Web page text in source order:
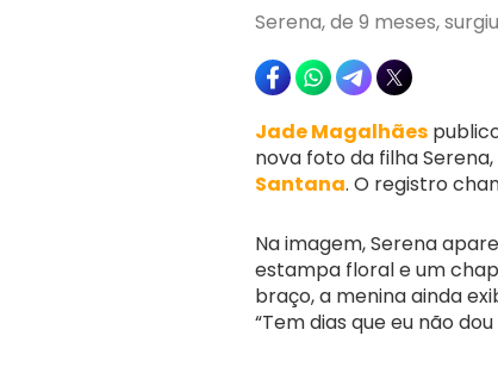
Serena, de 9 meses,
Jade Magalhães
nova foto da filha
Santana. O registro
Na imagem, Serena
estampa floral e um
braço, a menina ainda
“Tem dias que eu não